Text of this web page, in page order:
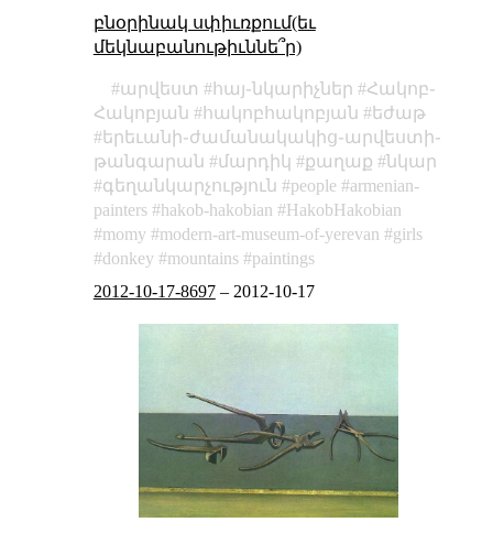
բնօրինակ սփիւռքում(եւ
մեկնաբանութիւննե՞ր)
արվեստ հայ֊նկարիչներ
Հակոբ֊
Հակոբյան
հակոբհակոբյան
եժաթ
երեւանի֊ժամանակակից֊արվեստի֊
թանգարան
մարդիկ քաղաք
նկար
գեղանկարչություն
people
armenian-
painters
hakob-hakobian
HakobHakobian
momy
modern-art-museum-of-yerevan
girls
donkey
mountains
paintings
2012-10-17-8697– 2012-10-17